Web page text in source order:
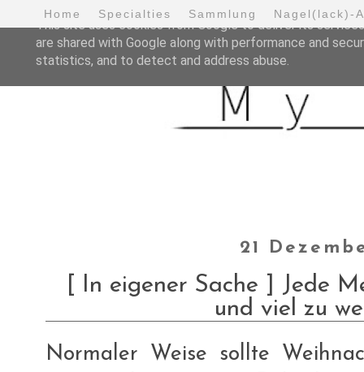
Home Specialties Sammlung Nagel(lack)-
21
[ In eigener Sache ] Jede
und viel zu
Normaler Weise sollte
This site uses cookies from Google to deliver its
are shared with Google along with performance and
statistics, and to detect and address abuse.